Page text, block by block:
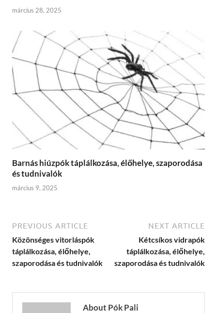
március 28, 2025
Barnás hiúzpók táplálkozása, élőhelye, szaporodása
és tudnivalók
március 9, 2025
PREVIOUS ARTICLE
Közönséges vitorláspók
táplálkozása, élőhelye,
szaporodása és tudnivalók
NEXT ARTICLE
Kétcsíkos vidrapók
táplálkozása, élőhelye,
szaporodása és tudnivalók
About Pók Pali